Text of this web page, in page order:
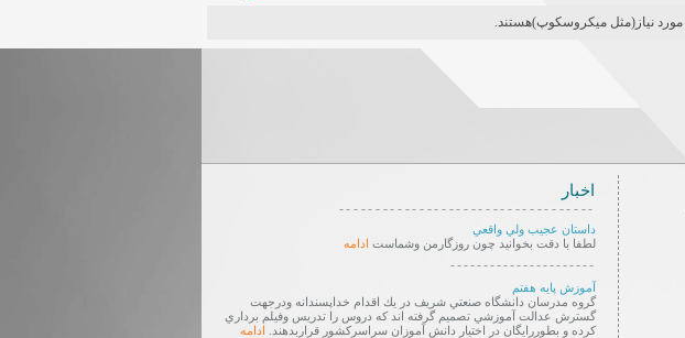
اخبار
-----------------------------------
داستان عجيب ولي واقعي
لطفا با دقت بخوانيد چون روزگارمن وشماست ادامه
----------------------
آموزش پایه هفتم
گروه مدرسان دانشگاه صنعتي شريف در يك اقدام خداپسندانه ودرجهت
گسترش عدالت آموزشي تصميم گرفته اند كه دروس را تدريس وفيلم برداري
كرده و بطوررايگان در اختيار دانش آموزان سراسركشور قراربدهند.
ادامه